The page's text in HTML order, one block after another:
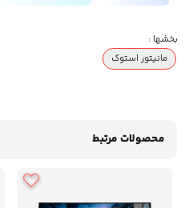
بخشها :
مانیتور استوک
محصولات مرتبط